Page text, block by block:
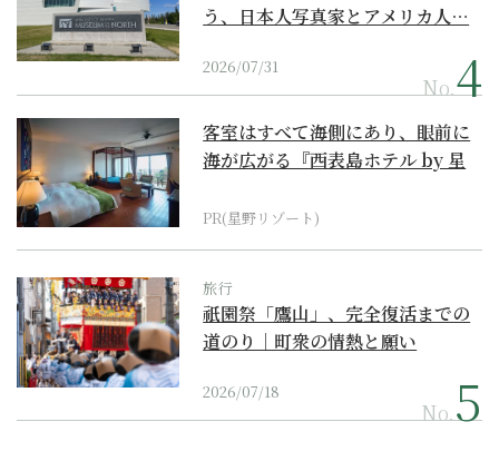
う、日本人写真家とアメリカ人…
2026/07/31
No.
客室はすべて海側にあり、眼前に
海が広がる『西表島ホテル by 星
PR(星野リゾート)
旅行
祇園祭「鷹山」、完全復活までの
道のり｜町衆の情熱と願い
2026/07/18
No.